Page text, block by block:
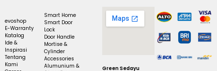
evoshop
E-Warranty
Katalog
Ide &
Inspirasi
Tentang
Kami
Smart Home
Smart Door
Lock
Door Handle
Mortise &
Cylinder
Accessories
Alumunium &
Green Sedayu